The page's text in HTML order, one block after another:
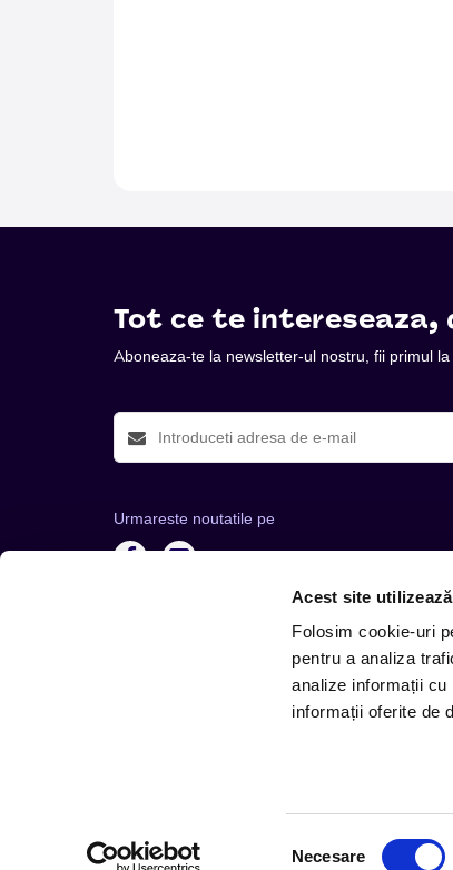
Acest site
Folosim cookie-uri
pentru a analiza
analize informații
informații oferite de
Necesare
Tot ce te intereseaza,
Aboneaza-te la newsletter-ul nostru, fii primul
Urmareste noutatile pe
Telefon: +4 0748 110 111 (Luni - Vineri 12.00-